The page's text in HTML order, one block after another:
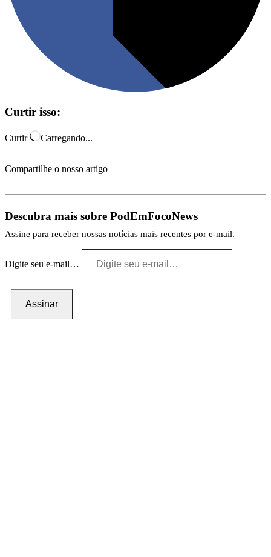
Curtir isso:
Curtir Carregando...
Compartilhe o nosso artigo
Descubra mais sobre PodEmFocoNews
Assine para receber nossas notícias mais recentes por e-mail.
Digite seu e-mail…
Assinar